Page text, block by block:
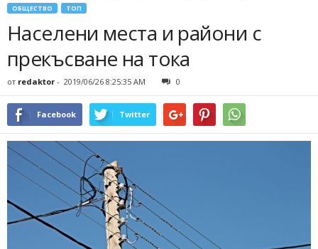
ОБЩЕСТВО ТОП
Населени места и райони с
прекъсване на тока
от redaktor - 2019/06/26 8:25:35 AM 0
Facebook Twitter